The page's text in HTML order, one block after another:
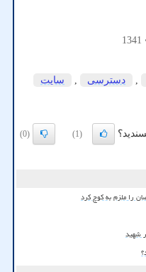
1341
, دسترسی , سایت
(1)
(0)
را ملزم به کوچ کرد
شهید